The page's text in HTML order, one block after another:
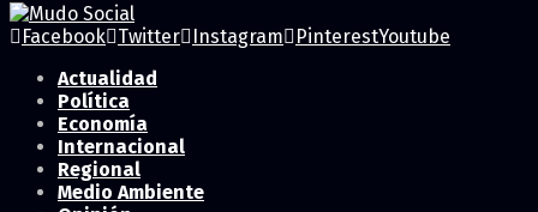
Facebook Twitter Instagram PinterestYoutube
Actualidad
Política
Economía
Internacional
Regional
Medio Ambiente